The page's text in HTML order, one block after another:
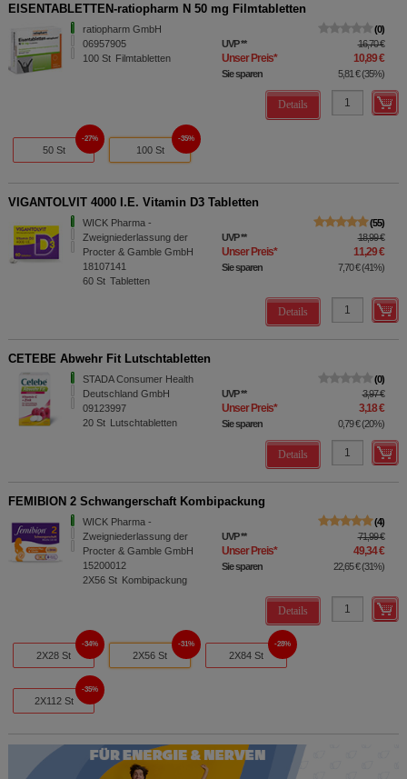
EISENTABLETTEN-ratiopharm N 50 mg Filmtabletten
ratiopharm GmbH
06957905
100 St Filmtabletten
0
UVP** 16,70 €
Unser Preis* 10,89 €
Sie sparen 5,81 €(35%)
Details
50 St
27%
100 St
35%
VIGANTOLVIT 4000 I.E. Vitamin D3 Tabletten
WICK Pharma -
Zweigniederlassung der
Procter & Gamble GmbH
18107141
60 St Tabletten
55
UVP** 18,99 €
Unser Preis* 11,29 €
Sie sparen 7,70 €(41%)
Details
CETEBE Abwehr Fit Lutschtabletten
STADA Consumer Health
Deutschland GmbH
09123997
20 St Lutschtabletten
0
UVP** 3,97 €
Unser Preis* 3,18 €
Sie sparen 0,79 €(20%)
Details
FEMIBION 2 Schwangerschaft Kombipackung
WICK Pharma -
Zweigniederlassung der
Procter & Gamble GmbH
15200012
2X56 St Kombipackung
4
UVP** 71,99 €
Unser Preis* 49,34 €
Sie sparen 22,65 €(31%)
Details
2X28 St
34%
2X56 St
31%
2X84 St
28%
2X112 St
35%